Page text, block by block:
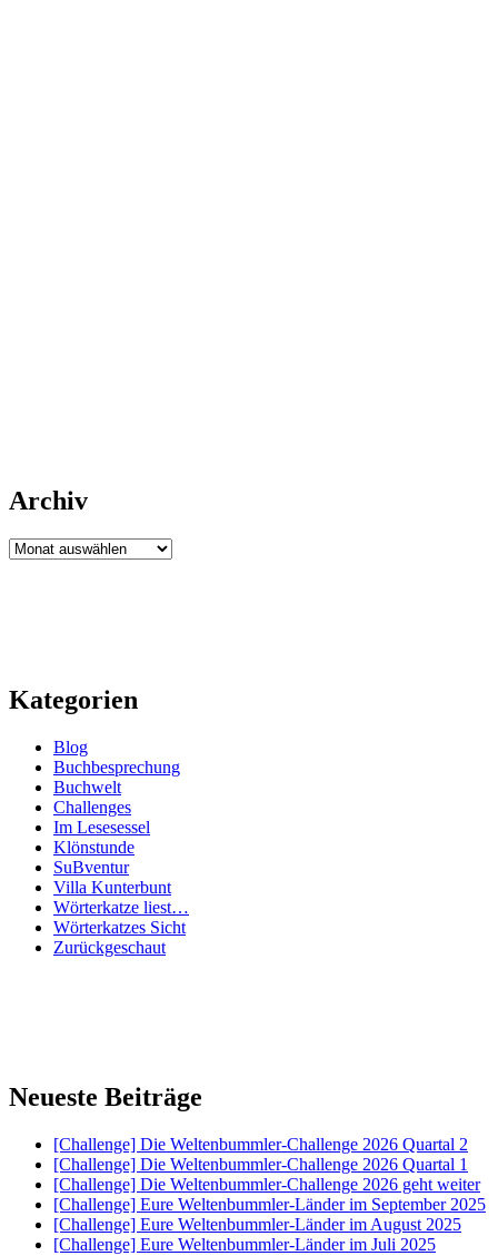
Archiv
Archiv
Kategorien
Blog
Buchbesprechung
Buchwelt
Challenges
Im Lesesessel
Klönstunde
SuBventur
Villa Kunterbunt
Wörterkatze liest…
Wörterkatzes Sicht
Zurückgeschaut
Neueste Beiträge
[Challenge] Die Weltenbummler-Challenge 2026 Quartal 2
[Challenge] Die Weltenbummler-Challenge 2026 Quartal 1
[Challenge] Die Weltenbummler-Challenge 2026 geht weiter
[Challenge] Eure Weltenbummler-Länder im September 2025
[Challenge] Eure Weltenbummler-Länder im August 2025
[Challenge] Eure Weltenbummler-Länder im Juli 2025